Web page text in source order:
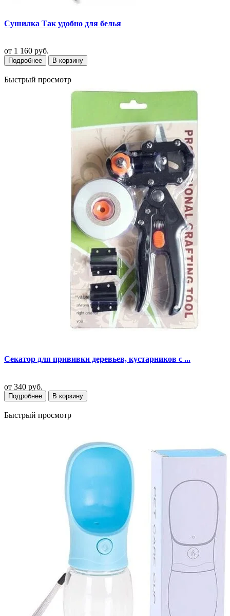
Сушилка Так удобно для белья
от 1 160 руб.
Подробнее В корзину
Быстрый просмотр
Секатор для прививки деревьев, кустарников с ...
от 340 руб.
Подробнее В корзину
Быстрый просмотр